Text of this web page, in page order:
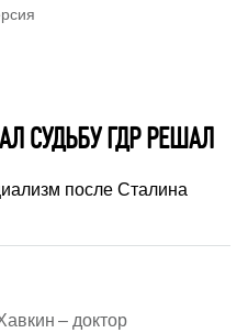
СУДЬБУ ГДР РЕШАЛ
после Сталина
– доктор